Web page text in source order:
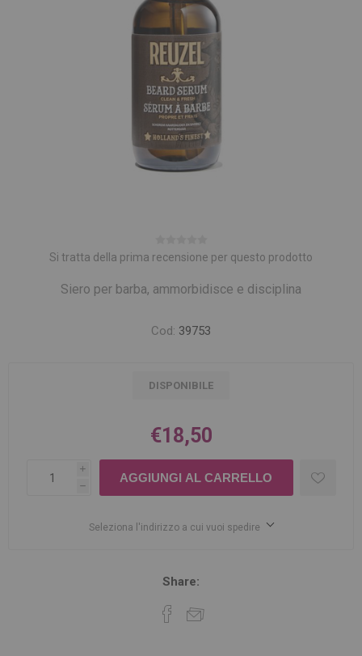
Si tratta della prima recensione per questo prodotto
Siero per barba, ammorbidisce e disciplina
Cod: 39753
DISPONIBILE
€18,50
i
h
Seleziona l'indirizzo a cui vuoi spedire
Share: